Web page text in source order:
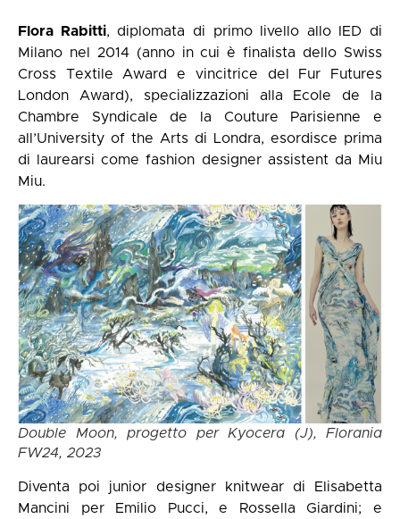
Flora Rabitti, diplomata di primo livello allo IED di
Milano nel 2014 (anno in cui è finalista dello Swiss
Cross Textile Award e vincitrice del Fur Futures
London Award), specializzazioni alla Ecole de la
Chambre Syndicale de la Couture Parisienne e
all’University of the Arts di Londra, esordisce prima
di laurearsi come fashion designer assistent da Miu
Miu.
Double Moon, progetto per Kyocera (J), Florania
FW24, 2023
Diventa poi junior designer knitwear di Elisabetta
Mancini per Emilio Pucci, e Rossella Giardini; e